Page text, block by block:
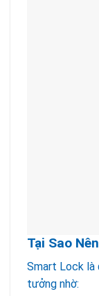
Tại Sao
Smart Lock là
tưởng nhờ: